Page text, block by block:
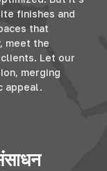
finishes and
that
, meet the
. Let our
, merging
appeal.